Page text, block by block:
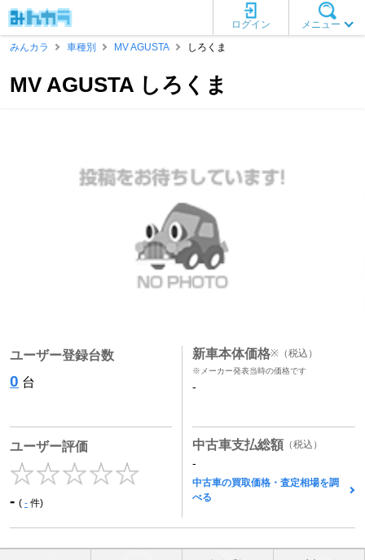
メニュー
ログイン
みんカラ
車種別 MV AGUSTA しろくま
MV AGUSTA しろくま
ユーザー登録台数
0 台
ユーザー評価
- ( - 件)
新車本体価格※ （税込）
※メーカー発表当時の価格です
-
中古車支払総額 （税込）
-
中古車の買取価格・査定相場を調
べる